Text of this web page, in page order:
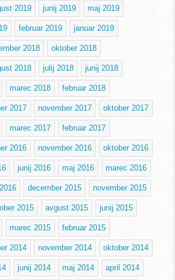
2019 junij 2019 maj 2019
februar 2019 januar 2019
2018 oktober 2018
2018 julij 2018 junij 2018
marec 2018 februar 2018
2017 november 2017 oktober 2017
marec 2017 februar 2017
2016 november 2016 oktober 2016
junij 2016 maj 2016 marec 2016
december 2015 november 2015
2015 avgust 2015 junij 2015
marec 2015 februar 2015
2014 november 2014 oktober 2014
junij 2014 maj 2014 april 2014